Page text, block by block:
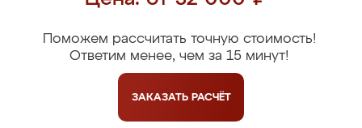
Поможем рассчитать точную стоимость!
Ответим менее, чем за 15 минут!
ЗАКАЗАТЬ РАСЧЁТ